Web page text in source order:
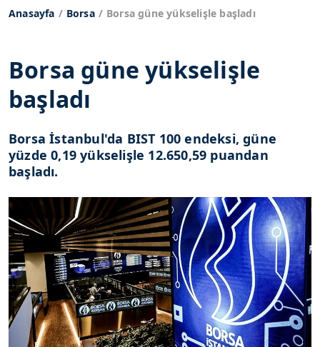
Anasayfa Borsa Borsa güne yükselişle başladı
Borsa güne yükselişle
başladı
Borsa İstanbul'da BIST 100 endeksi, güne
yüzde 0,19 yükselişle 12.650,59 puandan
başladı.